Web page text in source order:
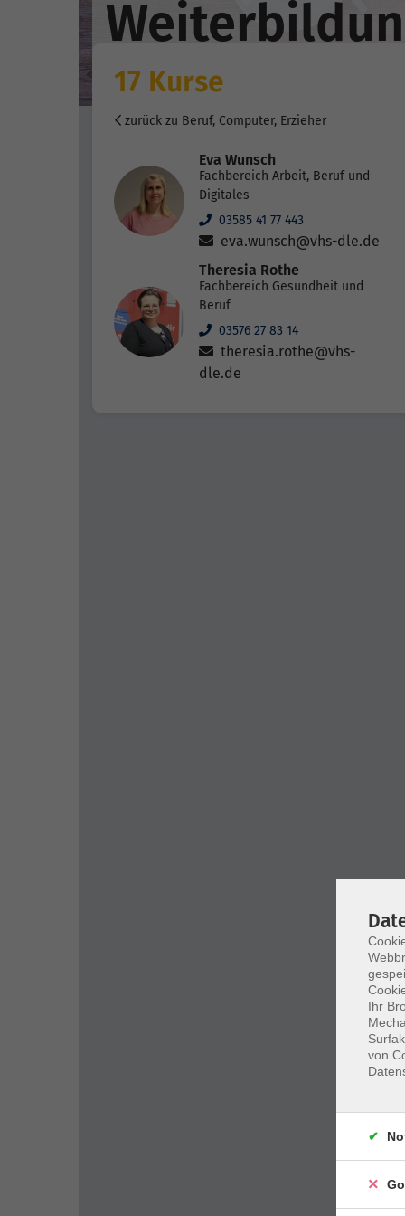
17 Kurse
zurück zu Beruf, Computer, Erzieher
Eva Wunsch
Fachbereich Arbeit, Beruf und
Digitales
03585 41 77 443
eva.wunsch@vhs-dle.de
Theresia Rothe
Fachbereich Gesundheit und
Beruf
03576 27 83 14
theresia.rothe@vhs-
dle.de
Ihr
von